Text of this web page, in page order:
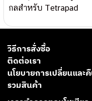
กลสำหรับ Tetrapad
วิธีการสั่งซื้อ
ติดต่อเรา
นโยบายการเปลี่ยนและ
รวมสินค้า